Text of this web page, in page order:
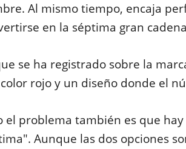
Al mismo tiempo, encaja
en la séptima gran
se ha registrado sobre la
rojo y un diseño donde el
el problema también es que
Aunque las dos opciones